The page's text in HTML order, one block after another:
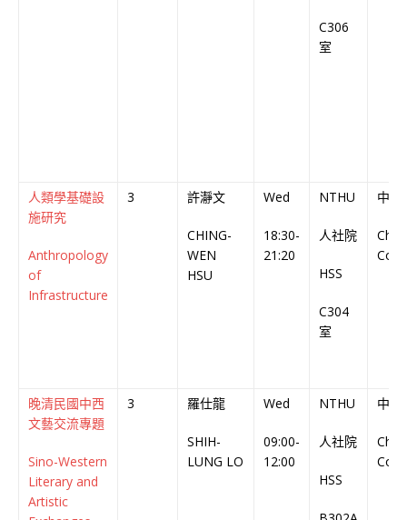
C306
室
人類學基礎設
施研究
Anthropology
of
Infrastructure
3 許瀞文
CHING-
WEN
HSU
Wed
18:30-
21:20
NTHU
人社院
HSS
C304
室
中文
晚清民國中西
文藝交流專題
Sino-Western
Literary and
Artistic
3 羅仕龍
SHIH-
LUNG LO
Wed
09:00-
12:00
NTHU
人社院
HSS
中文